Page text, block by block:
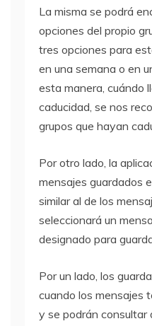
La misma se podrá
opciones del propio
tres opciones para
en una semana o en
esta manera, cuándo
caducidad, se nos
grupos que hayan
Por otro lado, la
mensajes guardados
similar al de los
seleccionará un
designado para
Por un lado, los
cuando los mensajes
y se podrán consultar